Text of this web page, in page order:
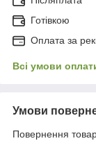
Готівкою
Оплата за
Всі умови
Умови
Повернення